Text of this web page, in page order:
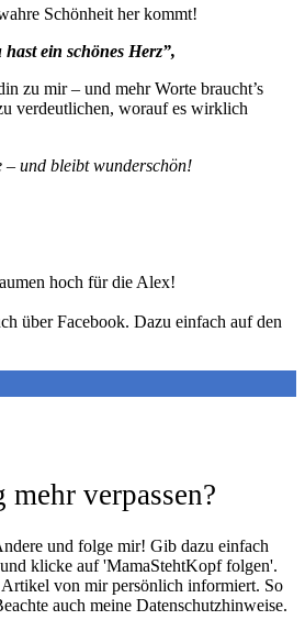
Schönheit her kommt!
ein schönes Herz”,
zu mir – und mehr Worte braucht’s
verdeutlichen, worauf es wirklich
– und bleibt wunderschön!
hoch für die Alex!
über Facebook. Dazu einfach auf den
verpassen?
und folge mir! Gib dazu einfach
klicke auf 'MamaStehtKopf folgen'.
von mir persönlich informiert. So
auch meine Datenschutzhinweise.